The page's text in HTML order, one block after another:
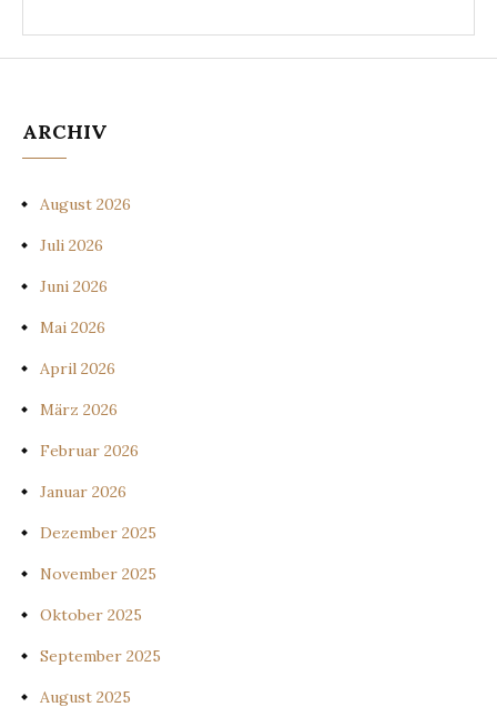
ARCHIV
August 2026
Juli 2026
Juni 2026
Mai 2026
April 2026
März 2026
Februar 2026
Januar 2026
Dezember 2025
November 2025
Oktober 2025
September 2025
August 2025